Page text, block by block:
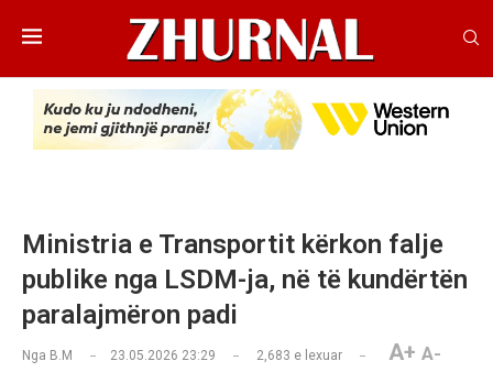
Ministria e Transportit kërkon falje
publike nga LSDM-ja, në të kundërtën
paralajmëron padi
Nga B.M 23.05.2026 23:29 2,683 e lexuar A+ A-